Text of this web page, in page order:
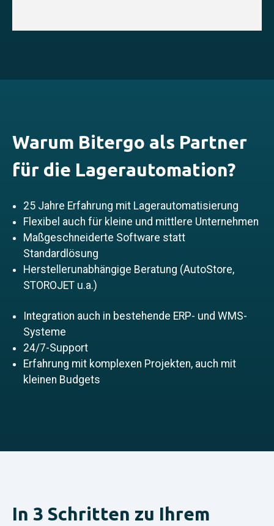
Warum Bitergo als Partner
für die Lagerautomation?
25 Jahre Erfahrung mit Lagerautomatisierung
Flexibel auch für kleine und mittlere Unternehmen
Maßgeschneiderte Software statt
Standardlösung
Herstellerunabhängige Beratung (AutoStore,
STOROJET u.a.)
Integration auch in bestehende ERP- und WMS-
Systeme
24/7-Support
Erfahrung mit komplexen Projekten, auch mit
kleinen Budgets
In 3 Schritten zu Ihrem